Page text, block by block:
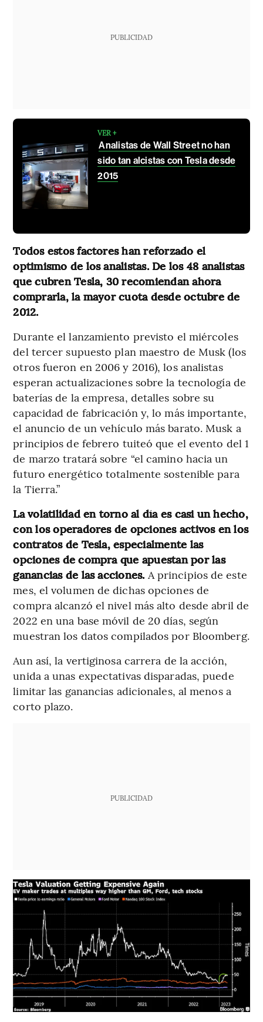
PUBLICIDAD
VER +
Analistas de Wall Street no han
sido tan alcistas con Tesla desde
2015
Todos estos factores han reforzado el
optimismo de los analistas. De los 48 analistas
que cubren Tesla, 30 recomiendan ahora
comprarla, la mayor cuota desde octubre de
2012.
Durante el lanzamiento previsto el miércoles
del tercer supuesto plan maestro de Musk (los
otros fueron en 2006 y 2016), los analistas
esperan actualizaciones sobre la tecnología de
baterías de la empresa, detalles sobre su
capacidad de fabricación y, lo más importante,
el anuncio de un vehículo más barato. Musk a
principios de febrero tuiteó que el evento del 1
de marzo tratará sobre “el camino hacia un
futuro energético totalmente sostenible para
la Tierra.”
La volatilidad en torno al día es casi un hecho,
con los operadores de opciones activos en los
contratos de Tesla, especialmente las
opciones de compra que apuestan por las
ganancias de las acciones. A principios de este
mes, el volumen de dichas opciones de
compra alcanzó el nivel más alto desde abril de
2022 en una base móvil de 20 días, según
muestran los datos compilados por Bloomberg.
Aun así, la vertiginosa carrera de la acción,
unida a unas expectativas disparadas, puede
limitar las ganancias adicionales, al menos a
corto plazo.
PUBLICIDAD